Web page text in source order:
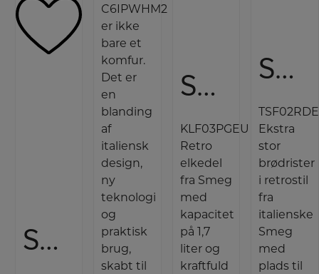
Smeg Køkkenmaskine
C6IPWHM2
er ikke
bare et
komfur.
Det er
en
blanding
af
italiensk
design,
ny
teknologi
og
praktisk
brug,
skabt til
Smeg Elkedel
KLF03PGEU
Retro
elkedel
fra Smeg
med
kapacitet
på 1,7
liter og
kraftfuld
Smeg Brødrister
Ekstra
stor
brødrister
i retrostil
fra
italienske
Smeg
med
plads til